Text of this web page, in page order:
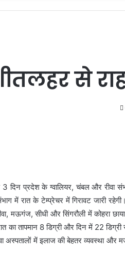
से
दिन प्रदेश के ग्वालियर, चंबल और रीवा
में रात के टेम्प्रेचर में गिरावट जारी
मऊगंज, सीधी और सिंगरौली में कोहरा
तापमान 8 डिग्री और दिन में 22
अस्पतालों में इलाज की बेहतर व्यवस्था और